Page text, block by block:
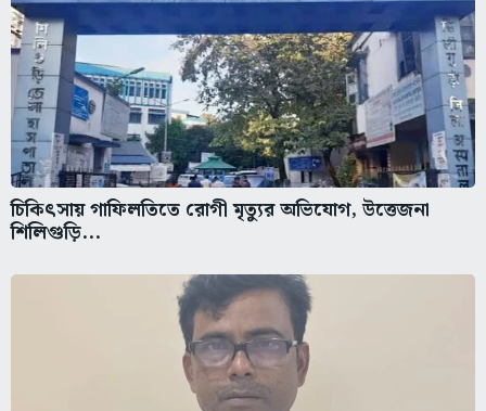
চিকিৎসায় গাফিলতিতে রোগী মৃত্যুর অভিযোগ, উত্তেজনা
শিলিগুড়ি...